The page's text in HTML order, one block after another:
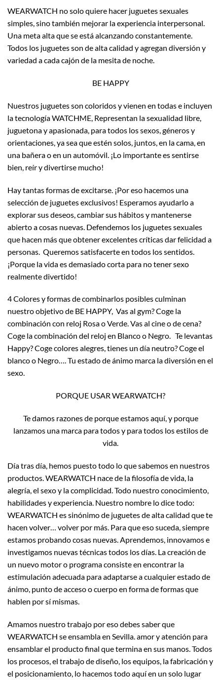
WEARWATCH no solo quiere hacer juguetes sexuales
simples, sino también mejorar la experiencia interpersonal.
Una meta alta que se está alcanzando constantemente.
Todos los juguetes son de alta calidad y agregan diversión y
variedad a cada cajón de la mesita de noche.
BE HAPPY
Nuestros juguetes son coloridos y vienen en todas e incluyen
la tecnología WATCHME, Representan la sexualidad libre,
juguetona y apasionada, para todos los sexos, géneros y
orientaciones, ya sea que estén solos, juntos, en la cama, en
una bañera o en un automóvil. ¡Lo importante es sentirse
bien, reír y divertirse mucho!
Hay tantas formas de excitarse. ¡Por eso hacemos una
selección de juguetes exclusivos! Esperamos ayudarlo a
explorar sus deseos, cambiar sus hábitos y mantenerse
abierto a cosas nuevas. Defendemos los juguetes sexuales
que hacen más que obtener excelentes críticas dar felicidad a
personas. Queremos satisfacerte en todos los sentidos.
¡Porque la vida es demasiado corta para no tener sexo
realmente divertido!
4 Colores y formas de combinarlos posibles culminan
nuestro objetivo de BE HAPPY, Vas al gym? Coge la
combinación con reloj Rosa o Verde. Vas al cine o de cena?
Coge la combinación del reloj en Blanco o Negro. Te levantas
Happy? Coge colores alegres, tienes un día neutro? Coge el
blanco o Negro…. Tu estado de ánimo marca la diversión en el
sexo.
PORQUE USAR WEARWATCH?
Te damos razones de porque estamos aquí, y porque
lanzamos una marca para todos y para todos los estilos de
vida.
Día tras día, hemos puesto todo lo que sabemos en nuestros
productos. WEARWATCH nace de la filosofía de vida, la
alegría, el sexo y la complicidad. Todo nuestro conocimiento,
habilidades y experiencia. Nuestro nombre lo dice todo:
WEARWATCH es sinónimo de juguetes de alta calidad que te
hacen volver… volver por más. Para que eso suceda, siempre
estamos probando cosas nuevas. Aprendemos, innovamos e
investigamos nuevas técnicas todos los días. La creación de
un nuevo motor o programa consiste en encontrar la
estimulación adecuada para adaptarse a cualquier estado de
ánimo, punto de acceso o cuerpo en forma de formas que
hablen por sí mismas.
Amamos nuestro trabajo por eso debes saber que
WEARWATCH se ensambla en Sevilla. amor y atención para
ensamblar el producto final que termina en sus manos. Todos
los procesos, el trabajo de diseño, los equipos, la fabricación y
el posicionamiento, lo hacemos todo aquí en un solo lugar